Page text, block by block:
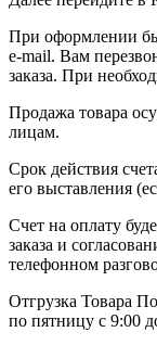
При оформлении
e-mail. Вам
заказа. При
Продажа товара
лицам.
Срок действия
его выставления
Счет на оплату
заказа и
телефонном
Отгрузка Товара
по пятницу с 9:00